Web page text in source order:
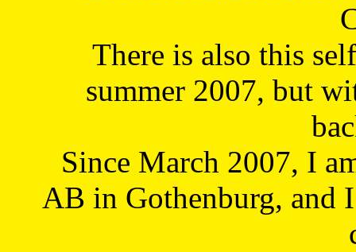
There is also this
summer 2007, but
Since March 2007, I
AB in Gothenburg, and